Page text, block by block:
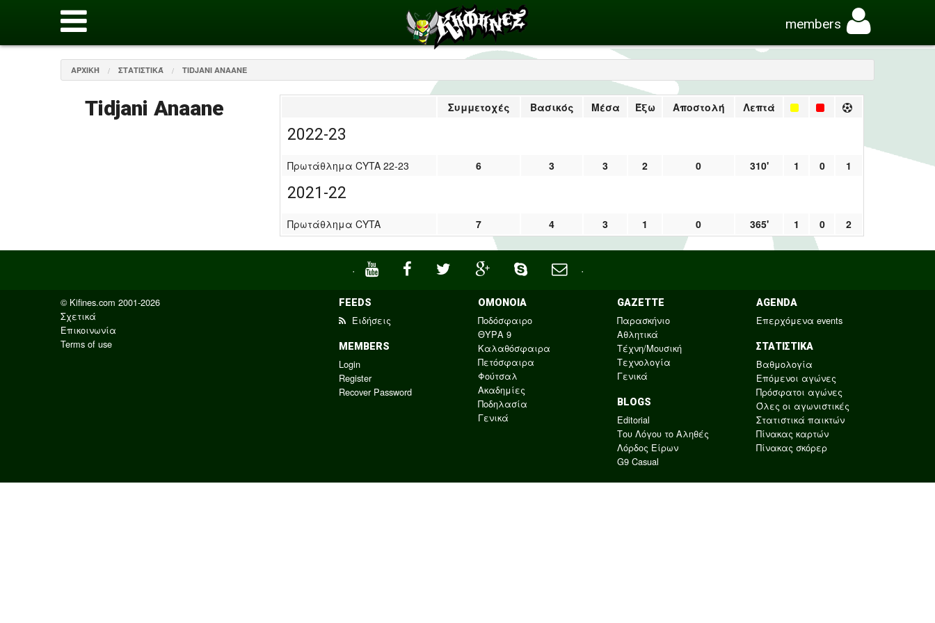
members
ΑΡΧΙΚΉ ΣΤΑΤΙΣΤΙΚΆ TIDJANI ANAANE
Tidjani Anaane Συμμετοχές Βασικός Μέσα Έξω Αποστολή Λεπτά
2022-23
Πρωτάθλημα CYTA 22-23 6 3 3 2 0 310' 1 0 1
2021-22
Πρωτάθλημα CYTA 7 4 3 1 0 365' 1 0 2
· ·
© Kifines.com 2001-2026
Σχετικά
Επικοινωνία
Terms of use
FEEDS
Ειδήσεις
MEMBERS
Login
Register
Recover Password
ΟΜΟΝΟΙΑ
Ποδόσφαιρο
ΘΥΡΑ 9
Καλαθόσφαιρα
Πετόσφαιρα
Φούτσαλ
Ακαδημίες
Ποδηλασία
Γενικά
GAZETTE
Παρασκήνιο
Αθλητικά
Τέχνη/Μουσική
Τεχνολογία
Γενικά
BLOGS
Editorial
Του Λόγου το Αληθές
Λόρδος Είρων
G9 Casual
AGENDA
Επερχόμενα events
ΣΤΑΤΙΣΤΙΚΑ
Βαθμολογία
Επόμενοι αγώνες
Πρόσφατοι αγώνες
Όλες οι αγωνιστικές
Στατιστικά παικτών
Πίνακας καρτών
Πίνακας σκόρερ